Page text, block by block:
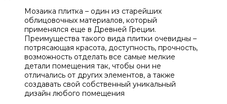
Мозаика плитка – один из старейших
облицовочных материалов, который
применялся еще в Древней Греции.
Преимущества такого вида плитки очевидны –
потрясающая красота, доступность, прочность,
возможность отделать все самые мелкие
детали помещения так, чтобы они не
отличались от других элементов, а также
создавать свой собственный уникальный
дизайн любого помещения